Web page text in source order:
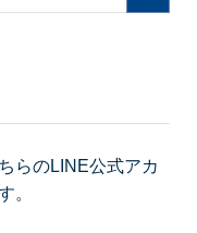
らのLINE公式アカ
。